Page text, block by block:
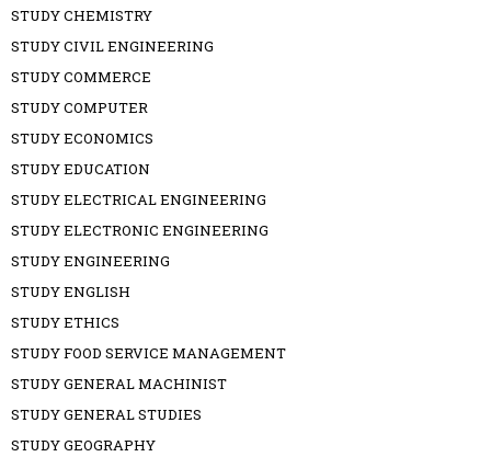
STUDY CHEMISTRY
STUDY CIVIL ENGINEERING
STUDY COMMERCE
STUDY COMPUTER
STUDY ECONOMICS
STUDY EDUCATION
STUDY ELECTRICAL ENGINEERING
STUDY ELECTRONIC ENGINEERING
STUDY ENGINEERING
STUDY ENGLISH
STUDY ETHICS
STUDY FOOD SERVICE MANAGEMENT
STUDY GENERAL MACHINIST
STUDY GENERAL STUDIES
STUDY GEOGRAPHY